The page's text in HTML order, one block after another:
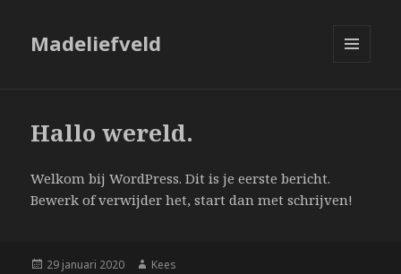
Madeliefveld
Hallo wereld.
Welkom bij WordPress. Dit is je eerste bericht.
Bewerk of verwijder het, start dan met schrijven!
Geplaatst
29 januari 2020 Auteur
Kees